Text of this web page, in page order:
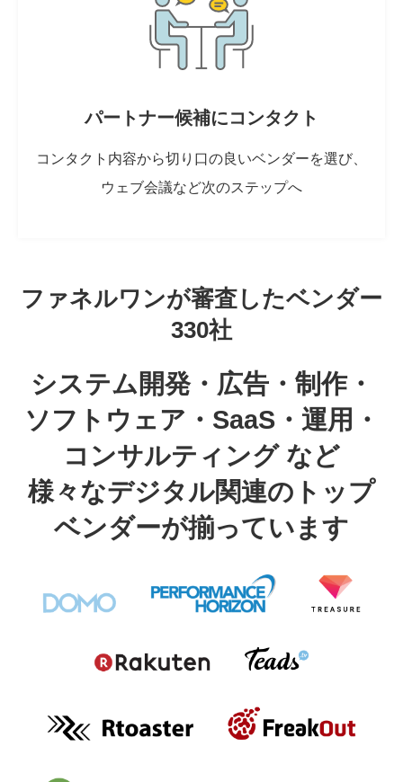
パートナー候補にコンタクト
コンタクト内容から切り口の良いベンダーを選び、
ウェブ会議など次のステップへ
ファネルワンが審査したベンダー
330社
システム開発・広告・制作・
ソフトウェア・SaaS・運用・
コンサルティング など
様々なデジタル関連のトップ
ベンダーが揃っています